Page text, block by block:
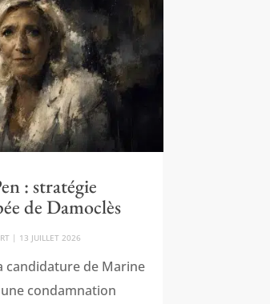
: stratégie
de Damoclès
| 13 JUILLET 2026
candidature de Marine
condamnation